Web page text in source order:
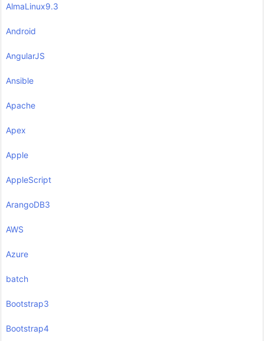
AlmaLinux9.3
Android
AngularJS
Ansible
Apache
Apex
Apple
AppleScript
ArangoDB3
AWS
Azure
batch
Bootstrap3
Bootstrap4